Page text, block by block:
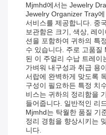
Mjmhd에서는 Jewelry
Jewelry Organizer Tray
서비스를 제공합니다. 중
보관함은 크기, 색상, 레
션을 포함하여 귀하의 특
수 있습니다. 주로 고품질
된 이 주얼리 수납 트레이
가벼워 내구성과 취급 용
서랍에 완벽하게 맞도록
구성이 필요하든 특정 치
비스는 귀하의 정리함을
들어줍니다. 일반적인 리
Mjmhd는 탁월한 품질 기
정리 경험을 향상시키는
니다.